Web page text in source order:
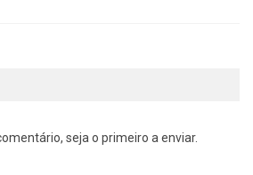
seja o primeiro a enviar.